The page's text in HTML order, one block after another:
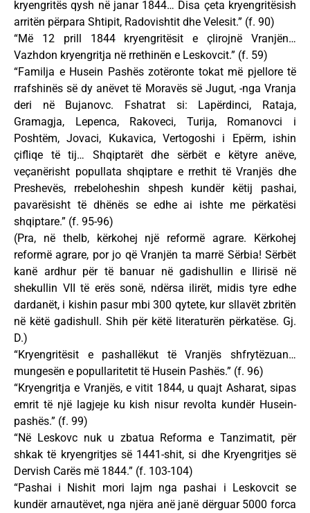
kryengritës qysh në janar 1844… Disa çeta kryengritësish
arritën përpara Shtipit, Radovishtit dhe Velesit.” (f. 90)
“Më 12 prill 1844 kryengritësit e çlirojnë Vranjën…
Vazhdon kryengritja në rrethinën e Leskovcit.” (f. 59)
“Familja e Husein Pashës zotëronte tokat më pjellore të
rrafshinës së dy anëvet të Moravës së Jugut, -nga Vranja
deri në Bujanovc. Fshatrat si: Lapërdinci, Rataja,
Gramagja, Lepenca, Rakoveci, Turija, Romanovci i
Poshtëm, Jovaci, Kukavica, Vertogoshi i Epërm, ishin
çifliqe të tij… Shqiptarët dhe sërbët e këtyre anëve,
veçanërisht popullata shqiptare e rrethit të Vranjës dhe
Preshevës, rrebeloheshin shpesh kundër këtij pashai,
pavarësisht të dhënës se edhe ai ishte me përkatësi
shqiptare.” (f. 95-96)
(Pra, në thelb, kërkohej një reformë agrare. Kërkohej
reformë agrare, por jo që Vranjën ta marrë Sërbia! Sërbët
kanë ardhur për të banuar në gadishullin e Ilirisë në
shekullin VII të erës sonë, ndërsa ilirët, midis tyre edhe
dardanët, i kishin pasur mbi 300 qytete, kur sllavët zbritën
në këtë gadishull. Shih për këtë literaturën përkatëse. Gj.
D.)
“Kryengritësit e pashallëkut të Vranjës shfrytëzuan…
mungesën e popullaritetit të Husein Pashës.” (f. 96)
“Kryengritja e Vranjës, e vitit 1844, u quajt Asharat, sipas
emrit të një lagjeje ku kish nisur revolta kundër Husein-
pashës.” (f. 99)
“Në Leskovc nuk u zbatua Reforma e Tanzimatit, për
shkak të kryengritjes së 1441-shit, si dhe Kryengritjes së
Dervish Carës më 1844.” (f. 103-104)
“Pashai i Nishit mori lajm nga pashai i Leskovcit se
kundër arnautëvet, nga njëra anë janë dërguar 5000 forca